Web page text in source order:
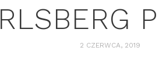
2 CZERWCA, 2019